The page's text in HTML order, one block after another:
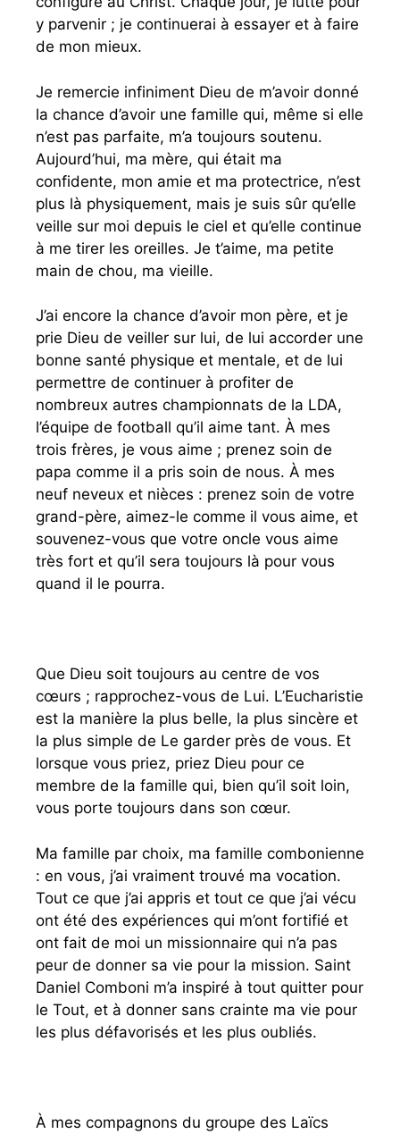
y parvenir ; je continuerai à essayer et à faire
de mon mieux.
Je remercie infiniment Dieu de m’avoir donné
la chance d’avoir une famille qui, même si elle
n’est pas parfaite, m’a toujours soutenu.
Aujourd’hui, ma mère, qui était ma
confidente, mon amie et ma protectrice, n’est
plus là physiquement, mais je suis sûr qu’elle
veille sur moi depuis le ciel et qu’elle continue
à me tirer les oreilles. Je t’aime, ma petite
main de chou, ma vieille.
J’ai encore la chance d’avoir mon père, et je
prie Dieu de veiller sur lui, de lui accorder une
bonne santé physique et mentale, et de lui
permettre de continuer à profiter de
nombreux autres championnats de la LDA,
l’équipe de football qu’il aime tant. À mes
trois frères, je vous aime ; prenez soin de
papa comme il a pris soin de nous. À mes
neuf neveux et nièces : prenez soin de votre
grand-père, aimez-le comme il vous aime, et
souvenez-vous que votre oncle vous aime
très fort et qu’il sera toujours là pour vous
quand il le pourra.
Que Dieu soit toujours au centre de vos
cœurs ; rapprochez-vous de Lui. L’Eucharistie
est la manière la plus belle, la plus sincère et
la plus simple de Le garder près de vous. Et
lorsque vous priez, priez Dieu pour ce
membre de la famille qui, bien qu’il soit loin,
vous porte toujours dans son cœur.
Ma famille par choix, ma famille combonienne
: en vous, j’ai vraiment trouvé ma vocation.
Tout ce que j’ai appris et tout ce que j’ai vécu
ont été des expériences qui m’ont fortifié et
ont fait de moi un missionnaire qui n’a pas
peur de donner sa vie pour la mission. Saint
Daniel Comboni m’a inspiré à tout quitter pour
le Tout, et à donner sans crainte ma vie pour
les plus défavorisés et les plus oubliés.
À mes compagnons du groupe des Laïcs